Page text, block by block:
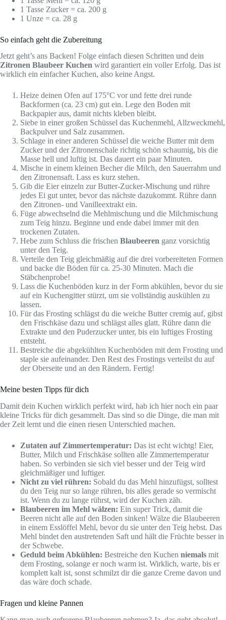
1 Tasse Zucker = ca. 200 g
1 Unze = ca. 28 g
So einfach geht die Zubereitung
Jetzt geht’s ans Backen! Folge einfach diesen Schritten und dein
Zitronen Blaubeer Kuchen wird garantiert ein voller Erfolg. Das ist
wirklich ein einfacher Kuchen, also keine Angst.
Heize deinen Ofen auf 175°C vor und fette drei runde
Backformen (ca. 23 cm) gut ein. Lege den Boden mit
Backpapier aus, damit nichts kleben bleibt.
Siebe in einer großen Schüssel das Kuchenmehl, Allzweckmehl,
Backpulver und Salz zusammen.
Schlage in einer anderen Schüssel die weiche Butter mit dem
Zucker und der Zitronenschale richtig schön schaumig, bis die
Masse hell und luftig ist. Das dauert ein paar Minuten.
Mische in einem kleinen Becher die Milch, den Sauerrahm und
den Zitronensaft. Lass es kurz stehen.
Gib die Eier einzeln zur Butter-Zucker-Mischung und rühre
jedes Ei gut unter, bevor das nächste dazukommt. Rühre dann
den Zitronen- und Vanilleextrakt ein.
Füge abwechselnd die Mehlmischung und die Milchmischung
zum Teig hinzu. Beginne und ende dabei immer mit den
trockenen Zutaten.
Hebe zum Schluss die frischen Blaubeeren ganz vorsichtig
unter den Teig.
Verteile den Teig gleichmäßig auf die drei vorbereiteten Formen
und backe die Böden für ca. 25-30 Minuten. Mach die
Stäbchenprobe!
Lass die Kuchenböden kurz in der Form abkühlen, bevor du sie
auf ein Kuchengitter stürzt, um sie vollständig auskühlen zu
lassen.
Für das Frosting schlägst du die weiche Butter cremig auf, gibst
den Frischkäse dazu und schlägst alles glatt. Rühre dann die
Extrakte und den Puderzucker unter, bis ein luftiges Frosting
entsteht.
Bestreiche die abgekühlten Kuchenböden mit dem Frosting und
staple sie aufeinander. Den Rest des Frostings verteilst du auf
der Oberseite und an den Rändern. Fertig!
Meine besten Tipps für dich
Damit dein Kuchen wirklich perfekt wird, hab ich hier noch ein paar
kleine Tricks für dich gesammelt. Das sind so die Dinge, die man mit
der Zeit lernt und die einen riesen Unterschied machen.
Zutaten auf Zimmertemperatur: Das ist echt wichtg! Eier,
Butter, Milch und Frischkäse sollten alle Zimmertemperatur
haben. So verbinden sie sich viel besser und der Teig wird
gleichmäßiger und luftiger.
Nicht zu viel rühren: Sobald du das Mehl hinzufügst, solltest
du den Teig nur so lange rühren, bis alles gerade so vermischt
ist. Wenn du zu lange rührst, wird der Kuchen zäh.
Blaubeeren im Mehl wälzen: Ein super Trick, damit die
Beeren nicht alle auf den Boden sinken! Wälze die Blaubeeren
in einem Esslöffel Mehl, bevor du sie unter den Teig hebst. Das
Mehl bindet den austretenden Saft und hält die Früchte besser in
der Schwebe.
Geduld beim Abkühlen: Bestreiche den Kuchen niemals mit
dem Frosting, solange er noch warm ist. Wirklich, warte, bis er
komplett kalt ist, sonst schmilzt dir die ganze Creme davon und
das wäre doch schade.
Fragen und kleine Pannen